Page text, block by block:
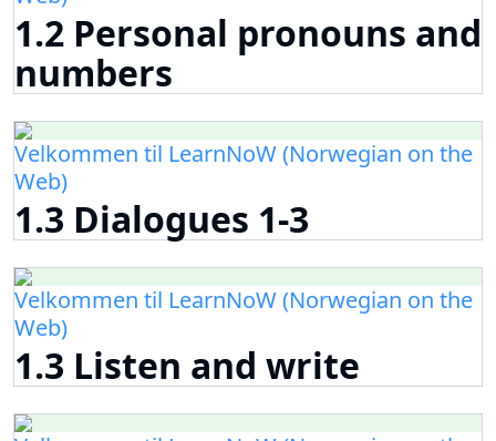
1.2 Personal pronouns and
numbers
Velkommen til LearnNoW (Norwegian on the
Web)
1.3 Dialogues 1-3
Velkommen til LearnNoW (Norwegian on the
Web)
1.3 Listen and write